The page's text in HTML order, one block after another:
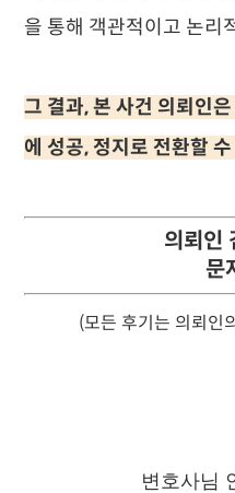
을 통해 객관적이고 논리
그 결과, 본 사건 의뢰인
에 성공, 정지로 전환할
의뢰인
문
(모든 후기는 의뢰인
변호사님